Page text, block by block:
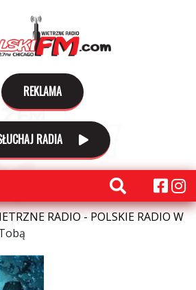
REKLAMA
RADIA
RADIO - POLSKIE RADIO W